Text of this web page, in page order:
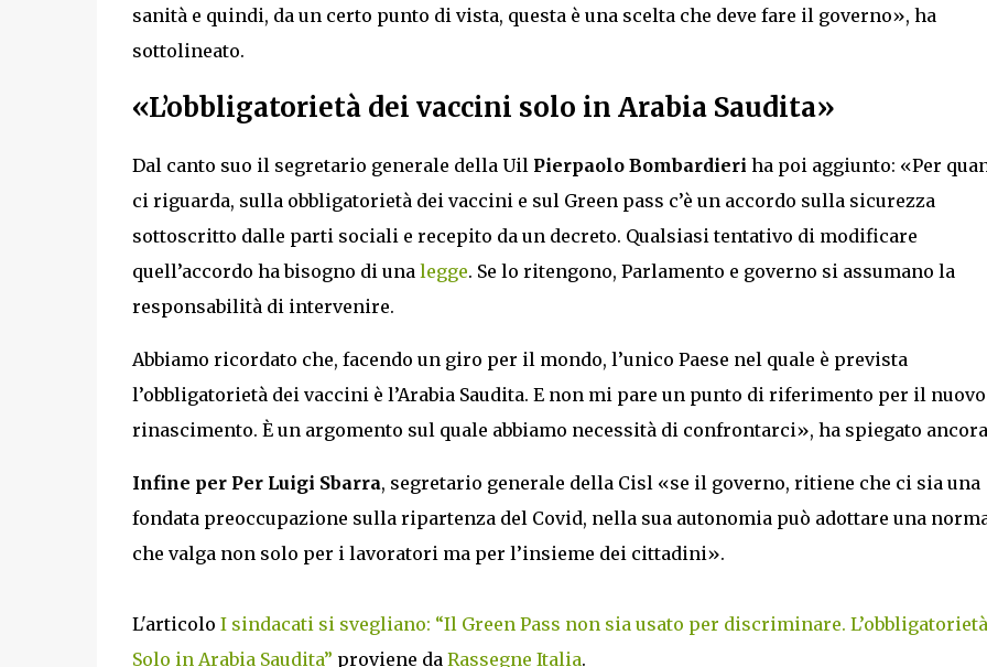
sanità e quindi, da un certo punto di vista, questa è una scelta che deve fare il governo», ha
sottolineato.
«L’obbligatorietà dei vaccini solo in Arabia Saudita»
Dal canto suo il segretario generale della Uil Pierpaolo Bombardieri ha poi aggiunto: «Per
ci riguarda, sulla obbligatorietà dei vaccini e sul Green pass c’è un accordo sulla sicurezza
sottoscritto dalle parti sociali e recepito da un decreto. Qualsiasi tentativo di modificare
quell’accordo ha bisogno di una legge. Se lo ritengono, Parlamento e governo si assumano la
responsabilità di intervenire.
Abbiamo ricordato che, facendo un giro per il mondo, l’unico Paese nel quale è prevista
l’obbligatorietà dei vaccini è l’Arabia Saudita. E non mi pare un punto di riferimento per il nuovo
rinascimento. È un argomento sul quale abbiamo necessità di confrontarci», ha spiegato
Infine per Per Luigi Sbarra, segretario generale della Cisl «se il governo, ritiene che ci sia una
fondata preoccupazione sulla ripartenza del Covid, nella sua autonomia può adottare una
che valga non solo per i lavoratori ma per l’insieme dei cittadini».
L'articolo I sindacati si svegliano: “Il Green Pass non sia usato per discriminare.
Solo in Arabia Saudita” proviene da Rassegne Italia.